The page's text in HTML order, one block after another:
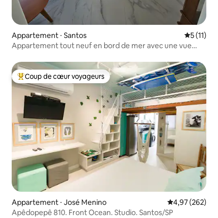
Appartement ⋅ Santos
5 (11)
Appartement tout neuf en bord de mer avec une vue
Coups de cœur voyageurs les plus appréciés
Coup de cœur voyageurs
Appartement ⋅ José Menino Évaluation
4,97 (262)
Apêdopepê 810. Front Ocean. Studio. Santos/SP